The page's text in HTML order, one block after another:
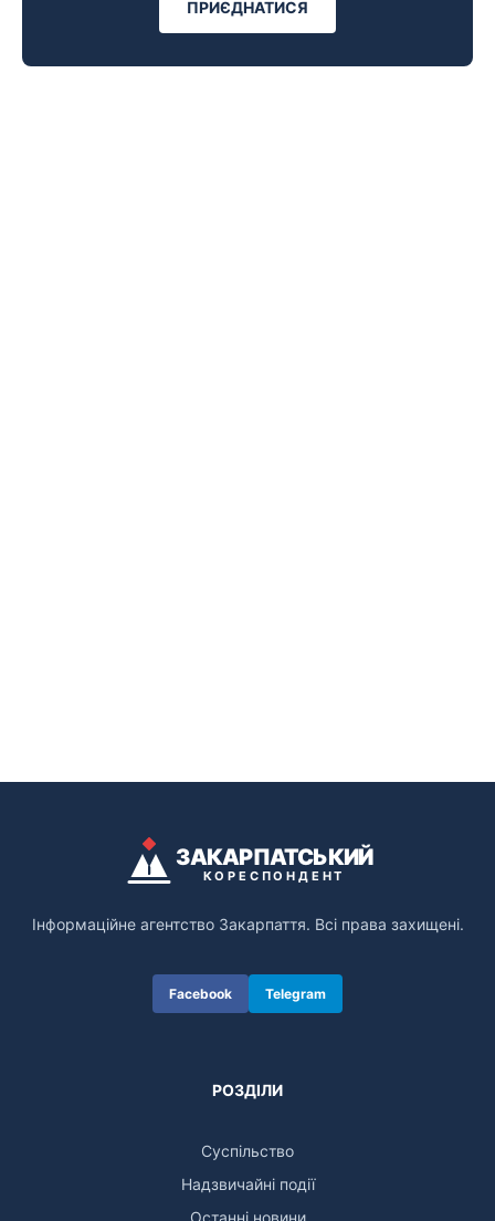
ПРИЄДНАТИСЯ
ЗАКАРПАТСЬКИЙ
КОРЕСПОНДЕНТ
Інформаційне агентство Закарпаття. Всі права захищені.
Facebook Telegram
РОЗДІЛИ
Суспільство
Надзвичайні події
Останні новини